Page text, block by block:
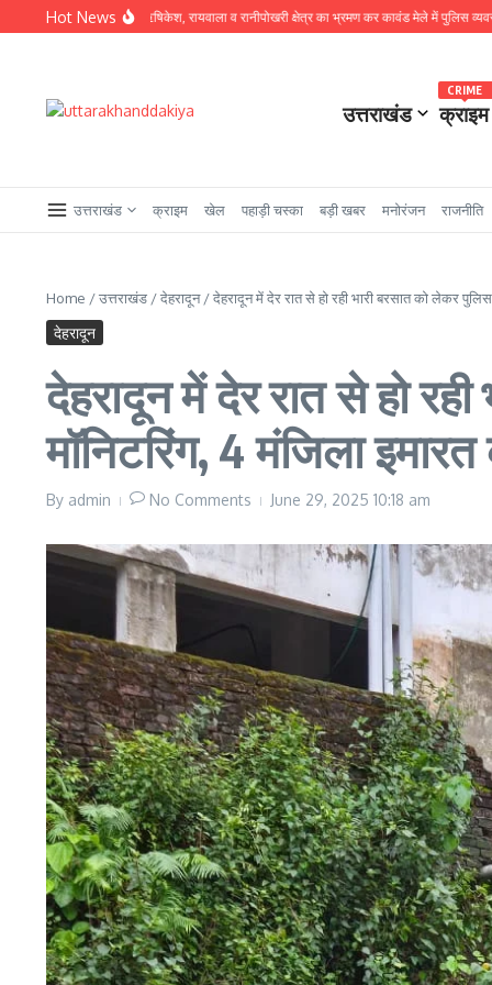
Skip to content
Hot News
प्रमेंद्र डोबाल, ऋषिकेश, रायवाला व रानीपोखरी क्षेत्र का भ्रमण कर कावंड मेले में पुलिस व्यवस्थाओं का
उत्तराखंड क्राइम
CRIME
उत्तराखंड क्राइम खेल पहाड़ी चस्का बड़ी खबर मनोरंजन राजनीति
Home /उत्तराखंड /देहरादून/देहरादून में देर रात से हो रही भारी बरसात को लेकर
देहरादून
देहरादून में देर रात से हो
मॉनिटरिंग, 4 मंजिला
By admin No Comments June 29, 2025 10:18 am